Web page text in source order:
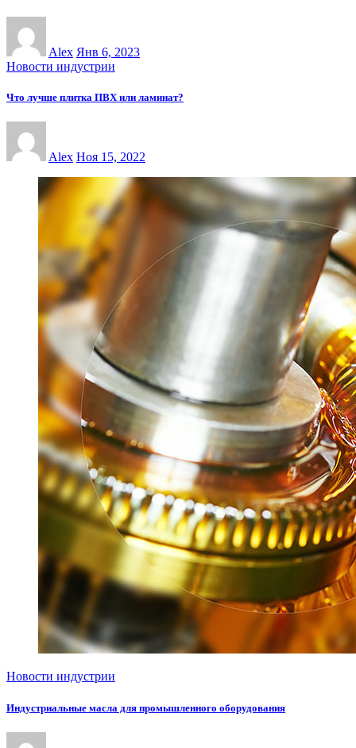
Alex Янв 6, 2023
Новости индустрии
Что лучше плитка ПВХ или ламинат?
Alex Ноя 15, 2022
Новости индустрии
Индустриальные масла для промышленного оборудования